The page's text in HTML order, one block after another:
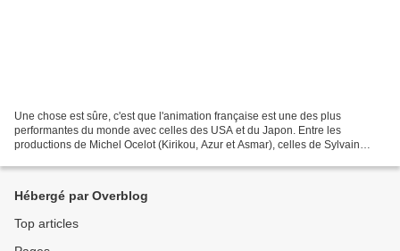
Une chose est sûre, c'est que l'animation française est une des plus
performantes du monde avec celles des USA et du Japon. Entre les
productions de Michel Ocelot (Kirikou, Azur et Asmar), celles de Sylvain
Hébergé par Overblog
Top articles